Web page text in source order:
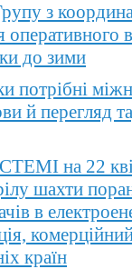
з
до зими
потрібні
й перегляд
на 22
шахти
в
країн